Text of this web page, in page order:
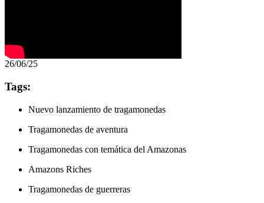
26/06/25
Tags:
Nuevo lanzamiento de tragamonedas
Tragamonedas de aventura
Tragamonedas con temática del Amazonas
Amazons Riches
Tragamonedas de guerreras